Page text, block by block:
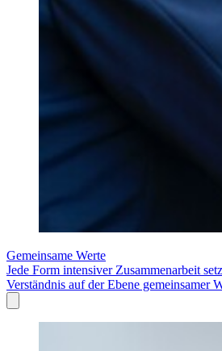
Gemeinsame Werte
Jede Form intensiver Zusammenarbeit
Verständnis auf der Ebene gemeinsamer